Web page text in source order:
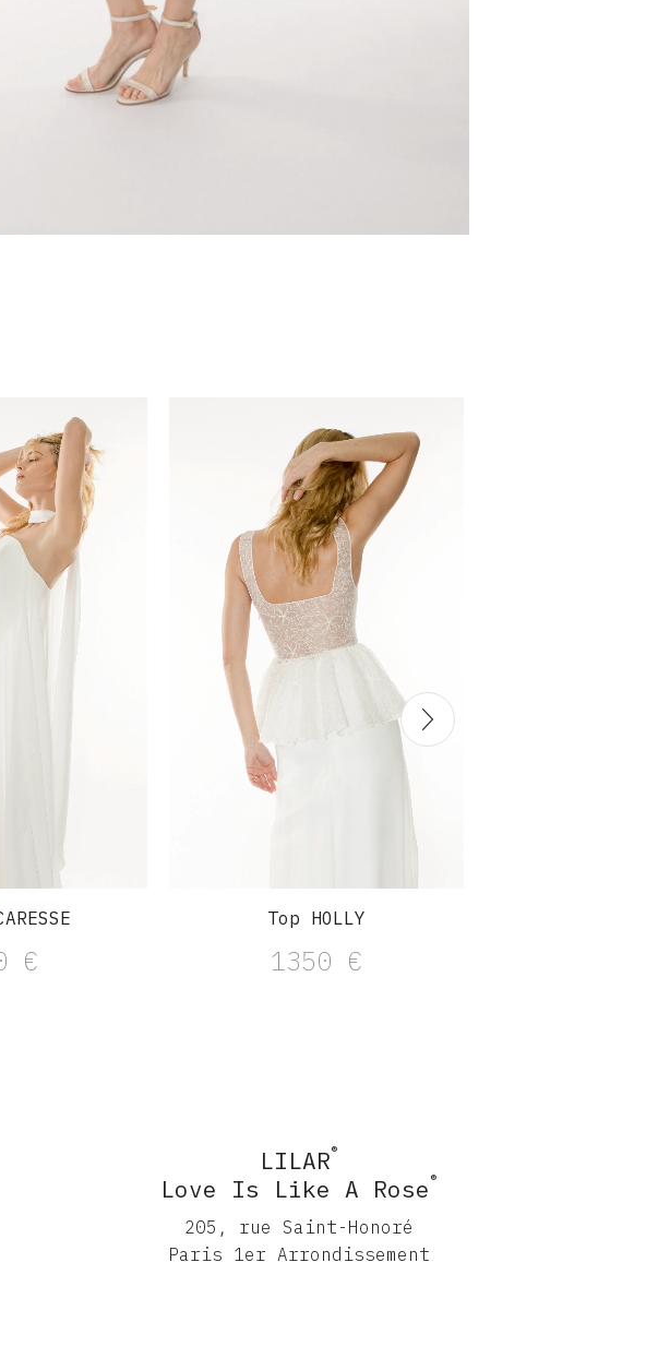
€
Top HOLLY
1350 €
LILAR®
Love Is Like A Rose ®
205, rue Saint-Honoré
Paris 1er Arrondissement